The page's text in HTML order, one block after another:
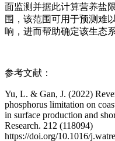
面监测并据此计算营养盐
围，该范围可用于预测难
响，进而帮助确定该生态
参考文献：
Yu, L. & Gan, J. (2022)
phosphorus limitation on
in surface production and
Research. 212 (118094)
https://doi.org/10.1016/